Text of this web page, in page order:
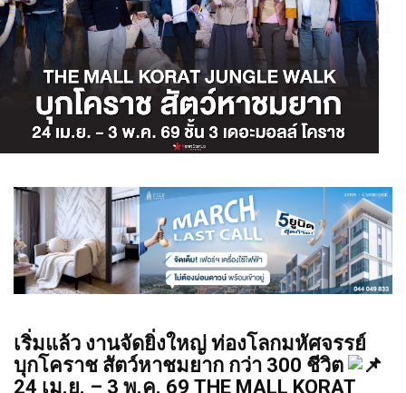
เริ่มแล้ว งานจัดยิ่งใหญ่ ท่องโลกมหัศจรรย์
บุกโคราช สัตว์หาชมยาก กว่า 300 ชีวิต
24 เม.ย. – 3 พ.ค. 69 THE MALL KORAT